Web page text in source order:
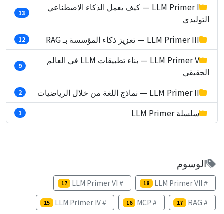
LLM Primer I — كيف يعمل الذكاء الاصطناعي
التوليدي
13
LLM Primer III — تعزيز ذكاء المؤسسة بـ RAG 12
LLM Primer V — بناء تطبيقات LLM في العالم
الحقيقي
9
LLM Primer II — نماذج اللغة من خلال الرياضيات 2
سلسلة LLM Primer 1
الوسوم
LLM Primer VII
18
LLM Primer VI
17
RAG
17
MCP
16
LLM Primer IV
15